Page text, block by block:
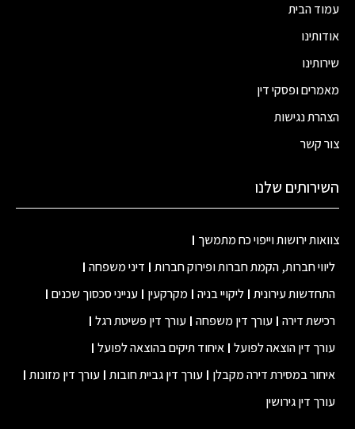
עמוד הבית
אודותינו
שירותינו
מאמרים ופסקי דין
הצהרת נגישות
צור קשר
השירותים שלנו
צוואות ירושות וייפוי כח מתמשך
ליווי חברות, הקמת חברות ופירוק חברות
דיני משפחה
התחדשות עירונית ליקויי בניה מקרקעין
ענייני סכסוך שכנים
רכישת דירה עורך דין משפחה עורך דין פשיטת רגל
עורך דין הוצאה לפועל איחוד תיקים בהוצאה לפועל
איחור במסירת דירה מקבלן
עורך דין גביית חובות עורך דין מזונות
עורך דין גירושין